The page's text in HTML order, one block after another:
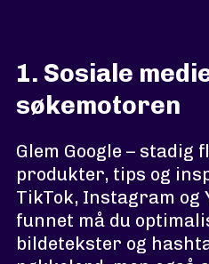
1. Sosiale
søkemotoren
Glem Google –
produkter, tips og
TikTok, Instagram og
funnet må du
bildetekster og